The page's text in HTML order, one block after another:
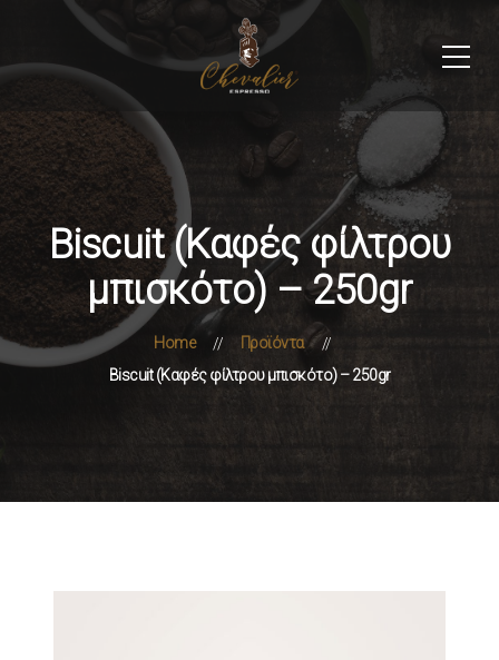
Biscuit (Καφές φίλτρου
μπισκότο) – 250gr
Home
Προϊόντα
Biscuit (Καφές φίλτρου μπισκότο) – 250gr